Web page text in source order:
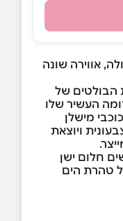
אווירה שונה
הבולטים של
העשיר שלו
מישלן
ויוצאת
חלום ישן
טהרת הים